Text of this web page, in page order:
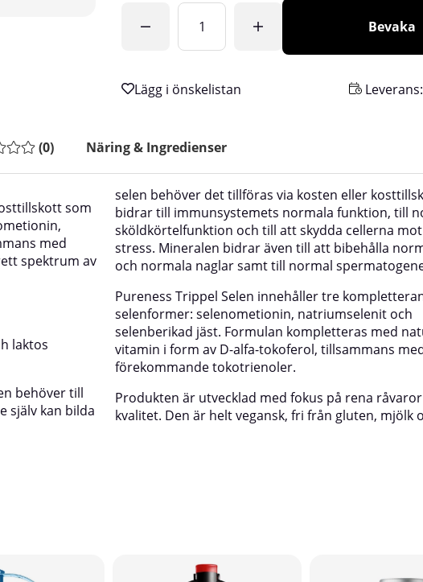
Bevaka
Leverans:
(0) Näring & Ingredienser
som
med
spektrum av
laktos
behöver till
själv kan bilda
selen behöver det tillföras via kosten eller
bidrar till immunsystemets normala funktion, till
sköldkörtelfunktion och till att skydda cellerna
stress. Mineralen bidrar även till att bibehålla
och normala naglar samt till normal
Pureness Trippel Selen innehåller tre
selenformer: selenometionin, natriumselenit och
selenberikad jäst. Formulan kompletteras med
vitamin i form av D-alfa-tokoferol, tillsammans
förekommande tokotrienoler.
Produkten är utvecklad med fokus på rena
kvalitet. Den är helt vegansk, fri från gluten, mjölk